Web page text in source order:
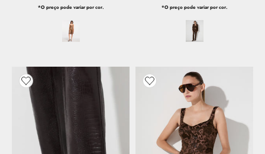
*O preço pode variar por cor. *O preço pode variar por cor.
Adicionar aos favoritos Adicionar aos favoritos